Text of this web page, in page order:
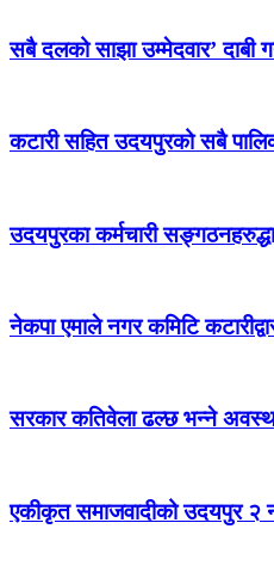
सबै दलको साझा उम्मेदवार’
कटारी सहित उदयपुरको सबै
उदयपुरका कर्मचारी
नेकपा एमाले नगर कमिटि
सरकार कतिवेला ढल्छ भन्ने
एकीकृत समाजवादीको उदयपुर २